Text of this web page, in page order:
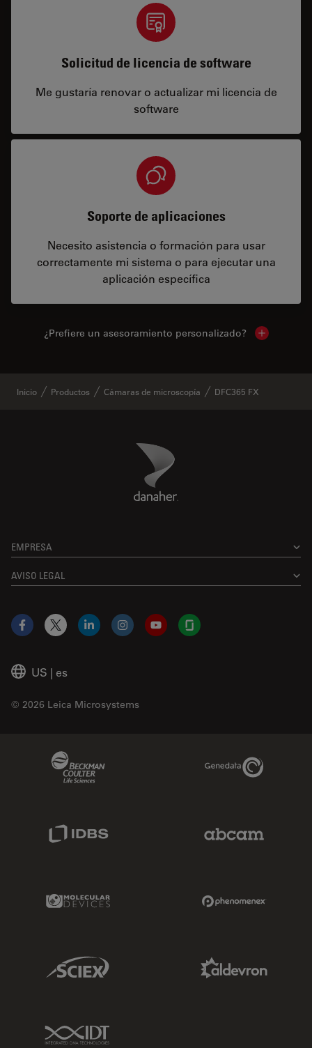
Solicitud de licencia de software
Me gustaría renovar o actualizar mi licencia de
software
Soporte de aplicaciones
Necesito asistencia o formación para usar
correctamente mi sistema o para ejecutar una
aplicación específica
¿Prefiere un asesoramiento personalizado? Show local
Inicio Productos Cámaras de microscopía DFC365 FX
Danaher Logo
EMPRESA
AVISO LEGAL
US | es
© 2026 Leica Microsystems
Facebook
X LinkedInInstagramYouTubeGlassdoor
Genedata Link
Molecular Devices Link
Sciex Link
IDT Link